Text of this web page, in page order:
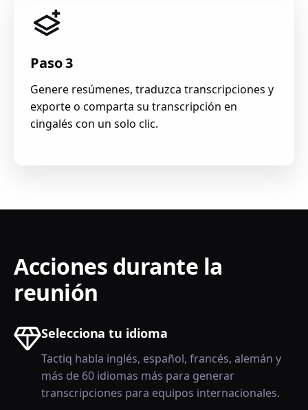
Paso 3
Genere resúmenes, traduzca transcripciones y
exporte o comparta su transcripción en
cingalés con un solo clic.
Acciones durante la
reunión
Selecciona tu idioma
Tactiq habla inglés, español, francés, alemán y
más de 60 idiomas más para generar
transcripciones para equipos internacionales.